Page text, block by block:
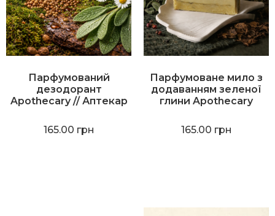
Парфумований
дезодорант
Apothecary // Аптекар
165.00 грн
Парфумоване мило з
додаванням зеленої
глини Apothecary
165.00 грн